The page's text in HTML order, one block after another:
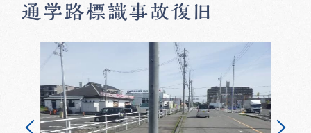
通学路標識事故復旧